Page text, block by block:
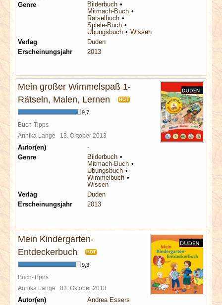
Genre
Bilderbuch
Mitmach-Buch
Rätselbuch
Spiele-Buch
Übungsbuch
Wissen
Verlag
Duden
Erscheinungsjahr
2013
Mein großer Wimmelspaß 1-
Rätseln, Malen, Lernen
HOT
9,7
Buch-Tipps
Annika Lange 13. Oktober 2013
Autor(en)
-
Genre
Bilderbuch
Mitmach-Buch
Übungsbuch
Wimmelbuch
Wissen
Verlag
Duden
Erscheinungsjahr
2013
Mein Kindergarten-
Entdeckerbuch
HOT
9,3
Buch-Tipps
Annika Lange 02. Oktober 2013
Autor(en)
Andrea Essers